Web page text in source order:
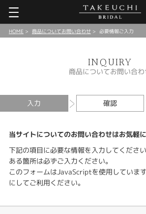
HOME 商品についてお問い合わせ 必要情報ご入力
INQUIRY
商品についてお問い合わ
入力 確認
当サイトについてのお問い合わせはお気軽
下記の項目に必要な情報を入力してくださ
ある箇所は必ずご入力ください。
このフォームはJavaScriptを使用していま
にしてご利用ください。